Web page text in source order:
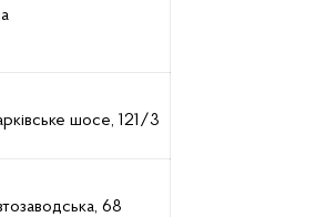
шосе, 121/3
68